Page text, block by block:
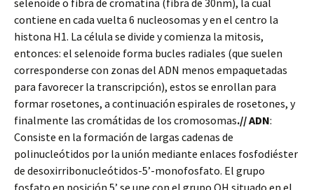
selenoide o fibra de cromatina (fibra de 30nm), la cual
contiene en cada vuelta 6 nucleosomas y en el centro la
histona H1. La célula se divide y comienza la mitosis,
entonces: el selenoide forma bucles radiales (que suelen
corresponderse con zonas del ADN menos empaquetadas
para favorecer la transcripción), estos se enrollan para
formar rosetones, a continuación espirales de rosetones, y
finalmente las cromátidas de los cromosomas.//ADN:
Consiste en la formación de largas cadenas de
polinucleótidos por la unión mediante enlaces fosfodiéster
de desoxirribonucleótidos-5’-monofosfato. El grupo
fosfato en posición 5’ se une con el grupo OH situado en el